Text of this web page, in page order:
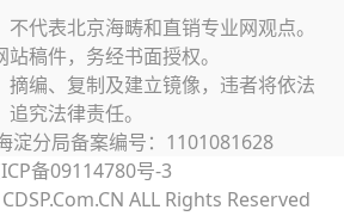
代表北京海畴和直销专业网观点。
站稿件，务经书面授权。
摘编、复制及建立镜像，违者将依法
追究法律责任。
淀分局备案编号：1101081628
备09114780号-3
ALL Rights Reserved